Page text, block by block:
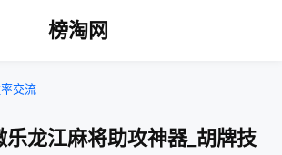
榜淘网
交流
乐龙江麻将助攻神器_胡牌技